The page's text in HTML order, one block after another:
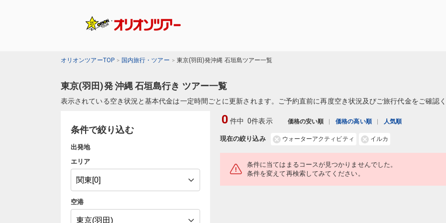
オリオンツアーTOP 国内旅行・ツアー 東京(羽田)発沖縄 石垣島ツアー一覧
東京(羽田)発 沖縄 石垣島行き ツアー一覧
表示されている空き状況と基本代金は一定時間ごとに更新されます。ご予約直前に再度空き状況及びご旅行代金をご確認く
条件で絞り込む
出発地
エリア
空港
現在の絞り込み ウォーターアクティビティ イルカ
0 件中 0件表示 価格の安い順 価格の高い順 人気順
条件に当てはまるコースが見つかりませんでした。
条件を変えて再検索してみてください。